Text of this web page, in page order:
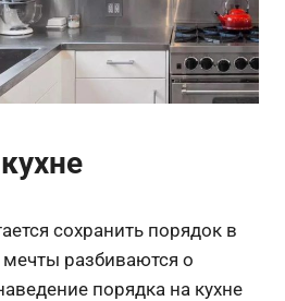
сохранить порядок в
разбиваются о
порядка на кухне